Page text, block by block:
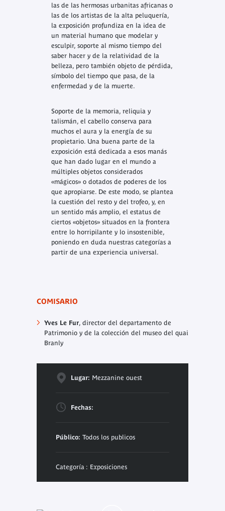
las de las hermosas urbanitas africanas o
las de los artistas de la alta peluquería,
la exposición profundiza en la idea de
un material humano que modelar y
esculpir, soporte al mismo tiempo del
saber hacer y de la relatividad de la
belleza, pero también objeto de pérdida,
símbolo del tiempo que pasa, de la
enfermedad y de la muerte.
Soporte de la memoria, reliquia y
talismán, el cabello conserva para
muchos el aura y la energía de su
propietario. Una buena parte de la
exposición está dedicada a esos manás
que han dado lugar en el mundo a
múltiples objetos considerados
«mágicos» o dotados de poderes de los
que apropiarse. De este modo, se plantea
la cuestión del resto y del trofeo, y, en
un sentido más amplio, el estatus de
ciertos «objetos» situados en la frontera
entre lo horripilante y lo insostenible,
poniendo en duda nuestras categorías a
partir de una experiencia universal.
COMISARIO
Yves Le Fur, director del departamento de
Patrimonio y de la colección del museo del quai
Branly
Lugar: Mezzanine ouest
Fechas:
Público: Todos los publicos
Categoría : Exposiciones